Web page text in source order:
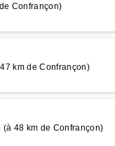
Confrançon)
km de Confrançon)
48 km de Confrançon)